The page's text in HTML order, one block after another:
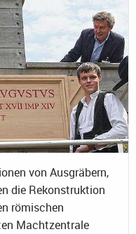
von Ausgräbern,
die Rekonstruktion
römischen
Machtzentrale